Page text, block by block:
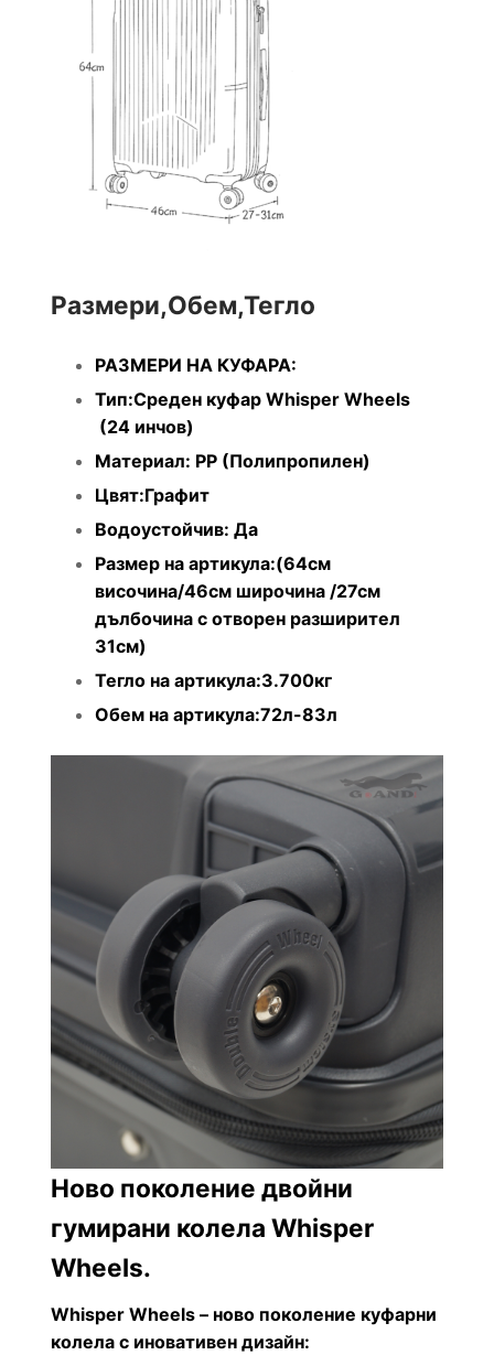
Размери,Обем,Тегло
РАЗМЕРИ НА КУФАРА:
Тип:Среден куфар Whisper Wheels
(24 инчов)
Материал: PP (Полипропилен)
Цвят:Графит
Водоустойчив: Да
Размер на артикула:(64см
височина/46см широчина /27см
дълбочина с отворен разширител
31см)
Тегло на артикула:3.700кг
Обем на артикула:72л-83л
Ново поколение двойни
гумирани колела Whisper
Wheels.
Whisper Wheels – ново поколение куфарни
колела с иновативен дизайн: